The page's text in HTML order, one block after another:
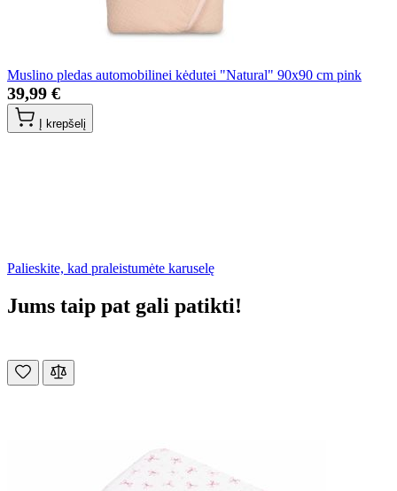
Muslino pledas automobilinei kėdutei "Natural" 90x90 cm pink
39,99 €
Į krepšelį
Palieskite, kad praleistumėte karuselę
Jums taip pat gali patikti!